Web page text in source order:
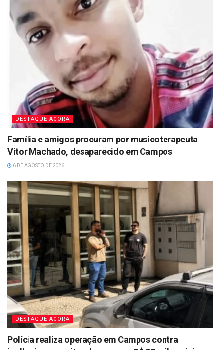
DESTAQUE AGORA
Família e amigos procuram por musicoterapeuta
Vitor Machado, desaparecido em Campos
6 DE AGOSTO DE 2026
DESTAQUE AGORA
Polícia realiza operação em Campos contra